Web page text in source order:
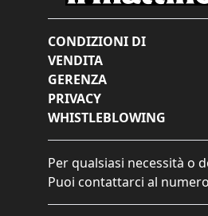
CONDIZIONI DI
VENDITA
GERENZA
PRIVACY
WHISTLEBLOWING
Per qualsiasi necessità o
Puoi contattarci al numero